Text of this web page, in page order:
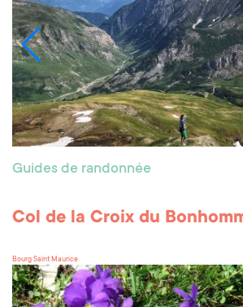
Guides de randonnée
Col de la Croix du
Bourg Saint Maurice